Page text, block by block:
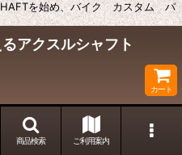
を始め、バイク カスタム パ
アクスルシャフト
カート
商品検索 ご利用案内